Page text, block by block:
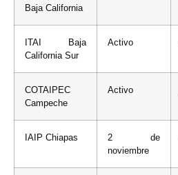
Baja California
ITAI Baja
California Sur
Activo
COTAIPEC
Campeche
Activo
IAIP Chiapas
2 de
noviembre